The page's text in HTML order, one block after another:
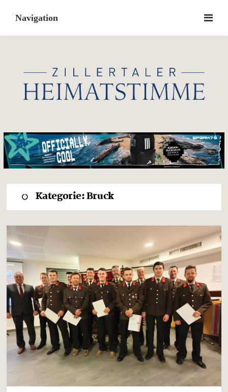
content
Kategorie:Bruck